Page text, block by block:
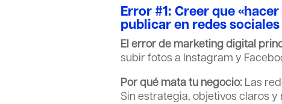
Error #1: Creer que
publicar en redes sociales
El error de marketing digital
subir fotos a Instagram y
Por qué mata tu negocio:Las
Sin estrategia, objetivos claros